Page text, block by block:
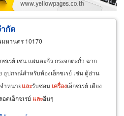
กิจบริการ
กัด
หานคร 10170
เรย์ เช่น แผ่นตะกั่ว กระจกตะกั่ว ฉาก
อุปกรณ์สำหรับห้องเอ็กซเรย์ เช่น ตู้อ่าน
ำหน่ายและรับซ่อม เครื่องเอ็กซเรย์ เตียง
อดเอ็กซเรย์ และอื่นๆ